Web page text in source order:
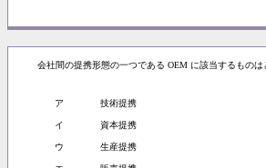
会社間の提携形態の一つである OEM に該当するもの
ア 技術提携
イ 資本提携
ウ 生産提携